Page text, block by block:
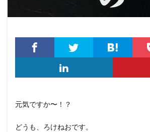
元気ですか〜！？
どうも、ろけねおです。